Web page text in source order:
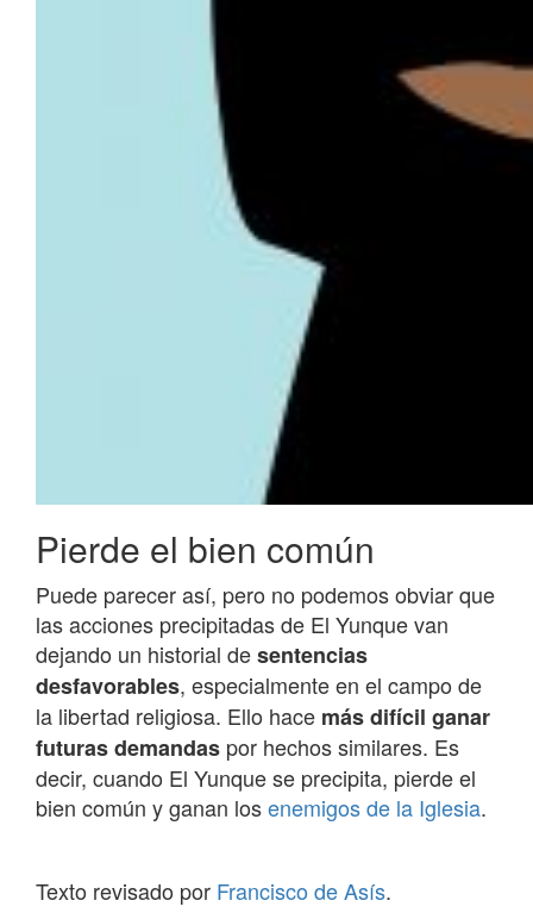
Pierde el bien común
Puede parecer así, pero no podemos obviar que
las acciones precipitadas de El Yunque van
dejando un historial desentencias
desfavorables, especialmente en el campo de
la libertad religiosa. Ello hace más difícil ganar
futuras demandas por hechos similares. Es
decir, cuando El Yunque se precipita, pierde el
bien común y ganan losenemigos de la Iglesia.
Texto revisado por Francisco de Asís.